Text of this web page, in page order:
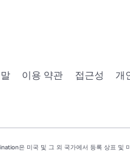
이용 약관 접근성
개
은 미국 및 그 외 국가에서 등록 상표 및